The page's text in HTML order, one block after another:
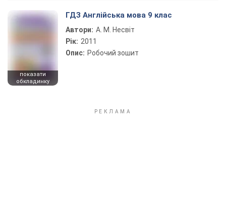
показати
обкладинку
ГДЗ Англійська мова 9 клас
Автори: А. М. Несвіт
Рік: 2011
Опис: Робочий зошит